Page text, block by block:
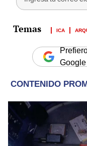
ICA
Google